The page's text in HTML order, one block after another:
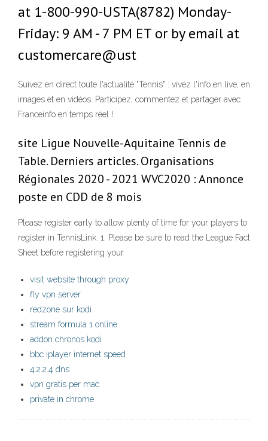
at 1-800-990-USTA(8782) Monday-
Friday: 9 AM - 7 PM ET or by email at
customercare@ust
Suivez en direct toute l'actualité "Tennis" : vivez l'info en live, en
images et en vidéos. Participez, commentez et partager avec
Franceinfo en temps réel !
site Ligue Nouvelle-Aquitaine Tennis de
Table. Derniers articles. Organisations
Régionales 2020 - 2021 WVC2020 : Annonce
poste en CDD de 8 mois
Please register early to allow plenty of time for your players to
register in TennisLink. 1. Please be sure to read the League Fact
Sheet before registering your
visit website through proxy
fly vpn server
redzone sur kodi
stream formula 1 online
addon chronos kodi
bbc iplayer internet speed
4.2.2.4 dns
vpn gratis per mac
private in chrome